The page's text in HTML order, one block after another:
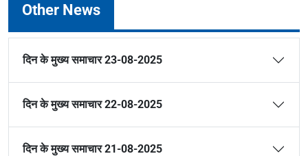
Other News
दिन के मुख्य समाचार 23-08-2025
दिन के मुख्य समाचार 22-08-2025
दिन के मुख्य समाचार 21-08-2025